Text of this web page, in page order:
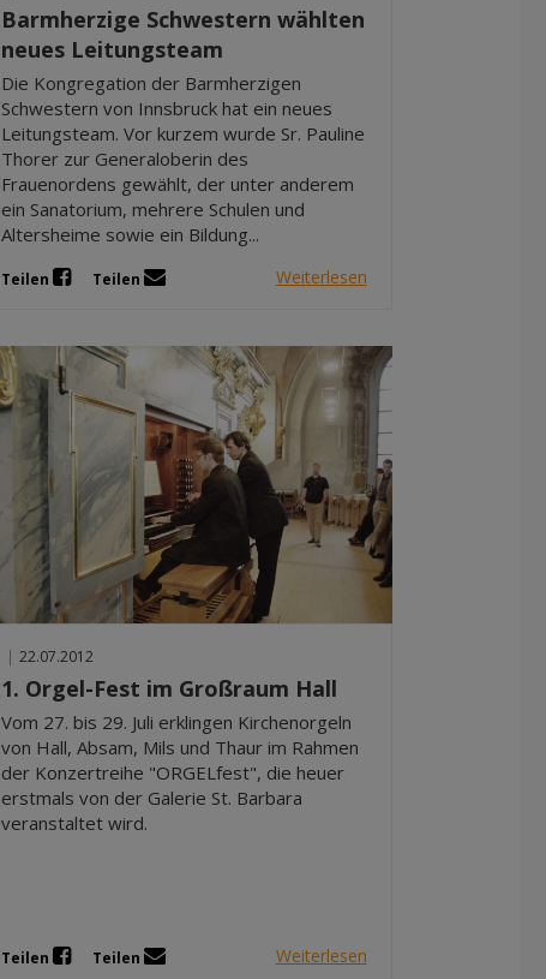
Barmherzige Schwestern wählten
neues Leitungsteam
Die Kongregation der Barmherzigen
Schwestern von Innsbruck hat ein neues
Leitungsteam. Vor kurzem wurde Sr. Pauline
Thorer zur Generaloberin des
Frauenordens gewählt, der unter anderem
ein Sanatorium, mehrere Schulen und
Altersheime sowie ein Bildung...
Teilen Teilen Weiterlesen
| 22.07.2012
1. Orgel-Fest im Großraum Hall
Vom 27. bis 29. Juli erklingen Kirchenorgeln
von Hall, Absam, Mils und Thaur im Rahmen
der Konzertreihe "ORGELfest", die heuer
erstmals von der Galerie St. Barbara
veranstaltet wird.
Teilen Teilen Weiterlesen